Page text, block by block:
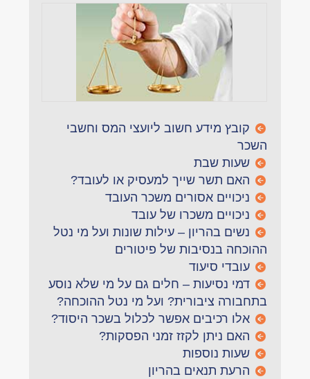
קובץ מידע חשוב ליועצי המס וחשבי
השכר
שעות שבת
האם תשר שייך למעסיק או לעובד?
ניכויים אסורים משכר העובד
ניכויים משכרו של עובד
נשים בהריון – עילות שונות ועל מי נטל
ההוכחה בנסיבות של פיטורים
עובדי סיעוד
דמי נסיעות – חלים גם על מי שלא נוסע
בתחבורה ציבורית? ועל מי נטל ההוכחה?
אלו רכיבים אפשר לכלול בשכר היסוד?
האם ניתן לקזז זמני הפסקות?
שעות נוספות
הרעת תנאים בהריון